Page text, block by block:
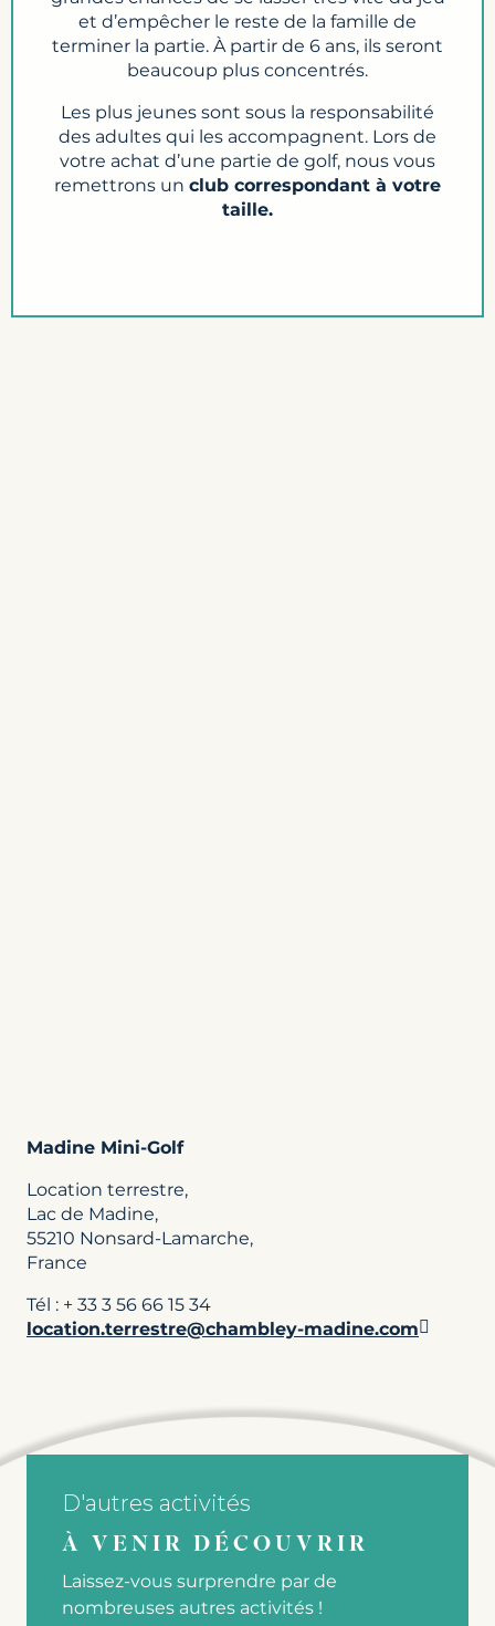
et d’empêcher le reste de la famille de
terminer la partie. À partir de 6 ans, ils seront
beaucoup plus concentrés.
Les plus jeunes sont sous la responsabilité
des adultes qui les accompagnent. Lors de
votre achat d’une partie de golf, nous vous
remettrons un club correspondant à votre
taille.
Madine Mini-Golf
Location terrestre,
Lac de Madine,
55210 Nonsard-Lamarche,
France
Tél : + 33 3 56 66 15 34
location.terrestre@chambley-madine.com
D'autres activités
À VENIR DÉCOUVRIR
Laissez-vous surprendre par de
nombreuses autres activités !